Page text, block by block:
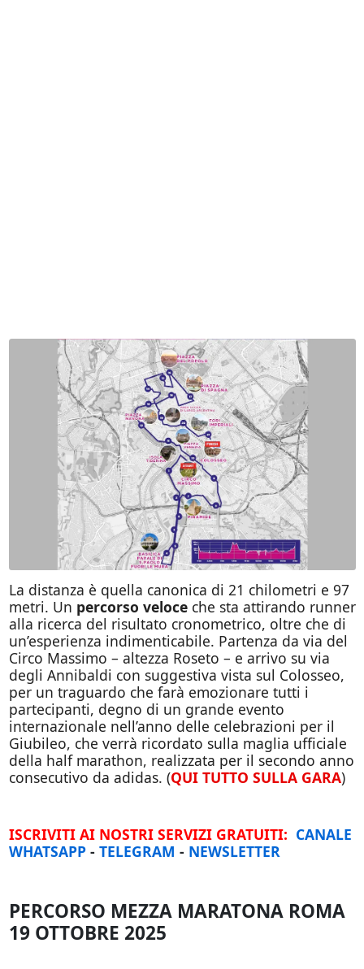
La distanza è quella canonica di 21 chilometri e 97
metri. Un percorso veloceche sta attirando runner
alla ricerca del risultato cronometrico, oltre che di
un’esperienza indimenticabile. Partenza da via del
Circo Massimo – altezza Roseto – e arrivo su via
degli Annibaldi con suggestiva vista sul Colosseo,
per un traguardo che farà emozionare tutti i
partecipanti, degno di un grande evento
internazionale nell’anno delle celebrazioni per il
Giubileo, che verrà ricordato sulla maglia ufficiale
della half marathon, realizzata per il secondo anno
consecutivo da adidas. (QUI TUTTO SULLA GARA)
ISCRIVITI AI NOSTRI SERVIZI GRATUITI: CANALE
WHATSAPP- TELEGRAM - NEWSLETTER
PERCORSO MEZZA MARATONA ROMA
19 OTTOBRE 2025